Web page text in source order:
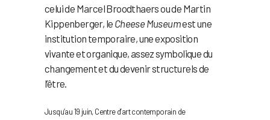
celui de Marcel Broodthaers ou de Martin
Kippenberger, le Cheese Museumest une
institution temporaire, une exposition
vivante et organique, assez symbolique du
changement et du devenir structurels de
l’être.
Jusqu’au 19 juin, Centre d’art contemporain de